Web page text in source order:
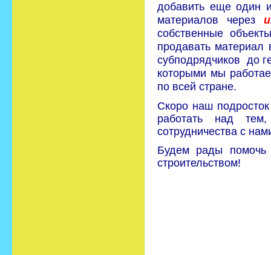
добавить еще один
материалов через
собственные
продавать материал
субподрядчиков до
которыми мы
по всей стране.
Скоро наш
работать над
сотрудничества с
Будем рады
строительством!